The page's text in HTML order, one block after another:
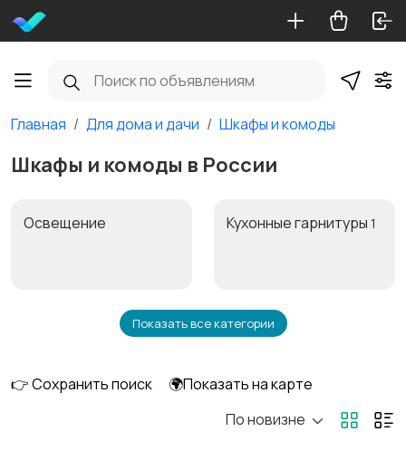
Главная Для дома и дачи Шкафы и комоды
Шкафы и комоды в России
Освещение Кухонные гарнитуры 1
Кровати и матрасы Диваны и кресла
Оформление
Показать все категории
👉 Сохранить поиск
🌍Показать на карте
По новизне